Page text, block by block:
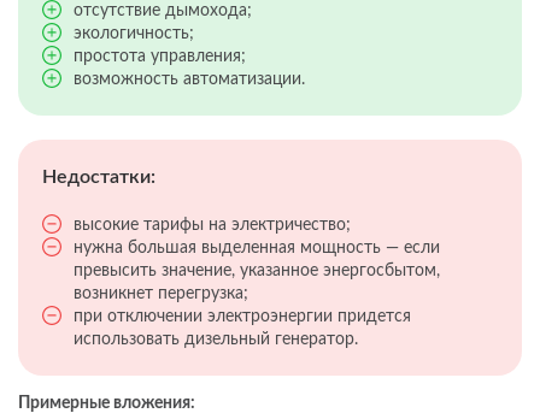
отсутствие дымохода;
экологичность;
простота управления;
возможность автоматизации.
Недостатки:
высокие тарифы на электричество;
нужна большая выделенная мощность — если
превысить значение, указанное энергосбытом,
возникнет перегрузка;
при отключении электроэнергии придется
использовать дизельный генератор.
Примерные вложения: